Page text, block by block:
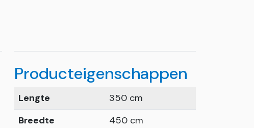
Producteigenschappen
Lengte
350 cm
Breedte
450 cm